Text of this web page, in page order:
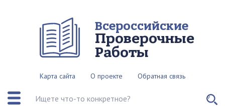
Всероссийские
Проверочные
Работы
Карта сайта О проекте Обратная связь
Поиск по сайту